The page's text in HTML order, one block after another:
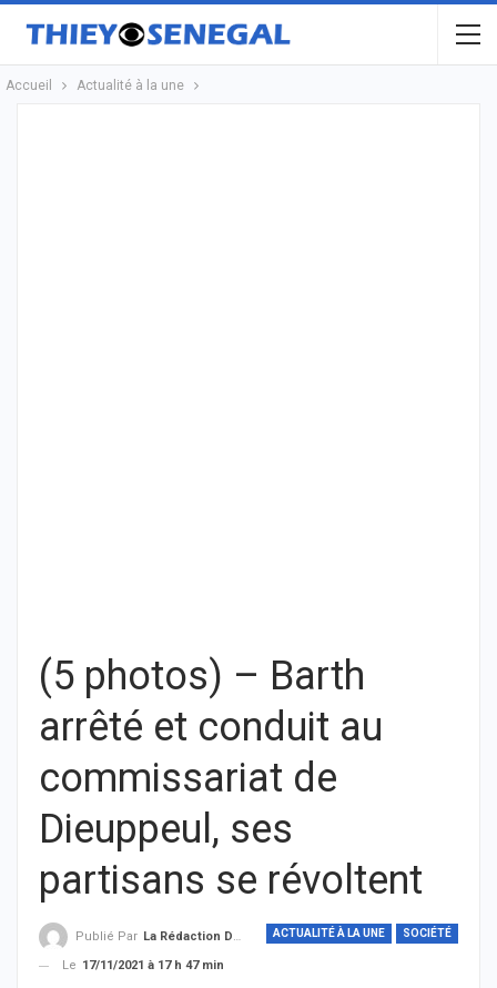
Accueil Actualité à la une
(5 photos) – Barth
arrêté et conduit au
commissariat de
Dieuppeul, ses
partisans se révoltent
ACTUALITÉ À LA UNE SOCIÉTÉ
Publié Par La Rédaction De THIEYSENEGAL.com
Le 17/11/2021 à 17 h 47 min